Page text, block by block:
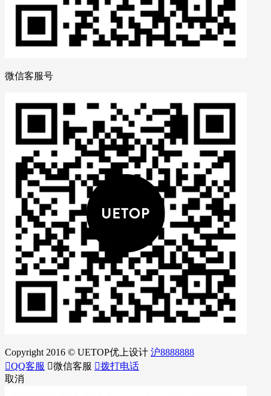
微信客服号
Copyright 2016 © UETOP优上设计 沪8888888
QQ客服 微信客服 拨打电话
取消